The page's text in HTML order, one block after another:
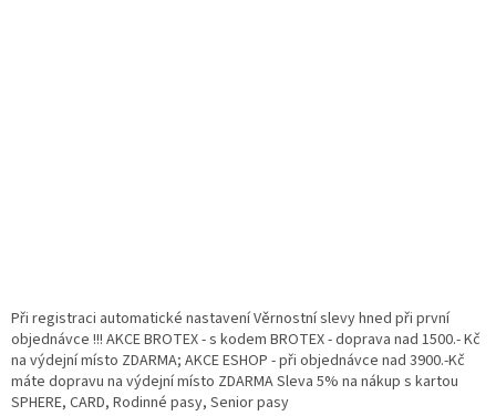
Při registraci automatické nastavení Věrnostní slevy hned při první
objednávce !!! AKCE BROTEX - s kodem BROTEX - doprava nad 1500.- Kč
na výdejní místo ZDARMA; AKCE ESHOP - při objednávce nad 3900.-Kč
máte dopravu na výdejní místo ZDARMA Sleva 5% na nákup s kartou
SPHERE, CARD, Rodinné pasy, Senior pasy